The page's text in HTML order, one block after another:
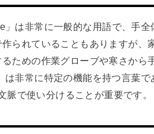
は非常に一般的な用語で、手全
られていることもありますが、
ための作業グローブや寒さから
非常に特定の機能を持つ言葉で
で使い分けることが重要です。